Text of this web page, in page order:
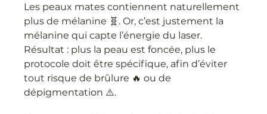
Les peaux mates contiennent naturellement
plus de mélanine 🧬. Or, c’est justement la
mélanine qui capte l’énergie du laser.
Résultat : plus la peau est foncée, plus le
protocole doit être spécifique, afin d’éviter
tout risque de brûlure 🔥 ou de
dépigmentation ⚠️.